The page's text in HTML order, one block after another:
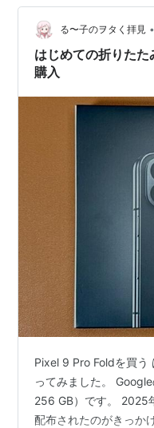
る〜子のヲタく拝見 •
はじめての折りた
購入
Pixel 9 Pro Foldを買う
ってみました。
256 GB）です。 2025
配布されたのがきっ